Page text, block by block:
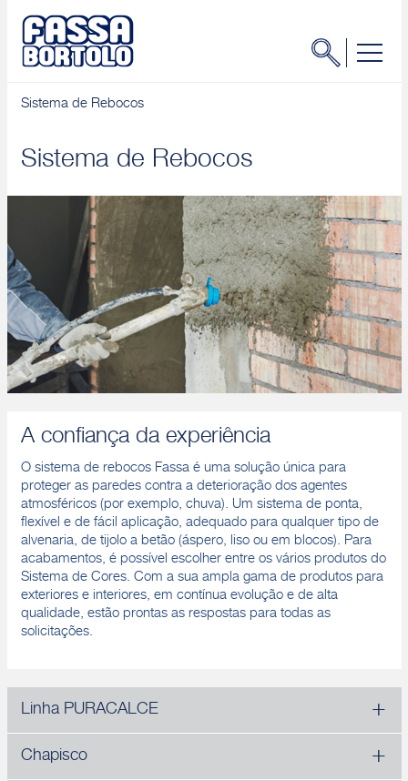
Sistema de Rebocos
Sistema de Rebocos
A confiança da experiência
O sistema de rebocos Fassa é uma solução única para
proteger as paredes contra a deterioração dos agentes
atmosféricos (por exemplo, chuva). Um sistema de ponta,
flexível e de fácil aplicação, adequado para qualquer tipo de
alvenaria, de tijolo a betão (áspero, liso ou em blocos). Para
acabamentos, é possível escolher entre os vários produtos do
Sistema de Cores. Com a sua ampla gama de produtos para
exteriores e interiores, em contínua evolução e de alta
qualidade, estão prontas as respostas para todas as
solicitações.
Linha PURACALCE
Chapisco